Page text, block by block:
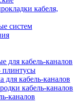
кабеля,
систем
для кабель-каналов
для кабель-каналов
кабель-каналов
каналов